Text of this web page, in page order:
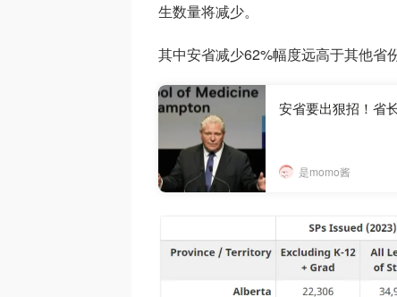
生数量将减少。
其中安省减少62%幅度远高于其他省
安省要出狠招！省
是momo酱